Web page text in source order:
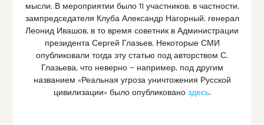
мысли. В мероприятии было 11 участников, в частности,
зампредседателя Клуба Александр Нагорный, генерал
Леонид Ивашов, в то время советник в Администрации
президента Сергей Глазьев. Некоторые СМИ
опубликовали тогда эту статью под авторством С.
Глазьева, что неверно — например, под другим
названием «Реальная угроза уничтожения Русской
цивилизации» было опубликовано здесь.